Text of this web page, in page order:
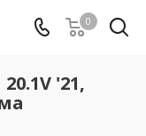
0
'21,